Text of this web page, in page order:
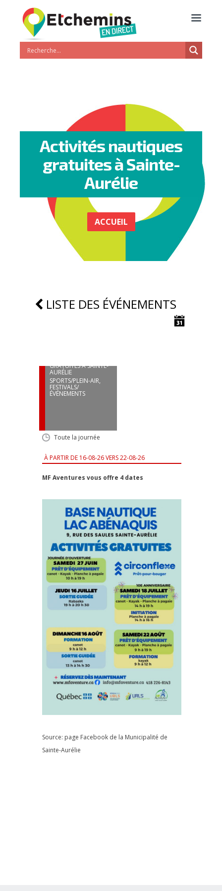
Activités nautiques
gratuites à Sainte-
Aurélie
ACCUEIL
LISTE DES ÉVÉNEMENTS
GRATUITES À SAINTE-
AURÉLIE
SPORTS/PLEIN-AIR,
FESTIVALS/
ÉVÉNEMENTS
Toute la journée
À PARTIR DE 16-08-26 VERS 22-08-26
MF Aventures vous offre 4 dates
Source: page Facebook de la Municipalité de
Sainte-Aurélie